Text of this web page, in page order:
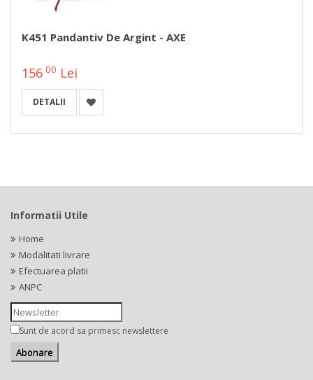
K451 Pandantiv De Argint - AXE
156 00 Lei
DETALII
Informatii Utile
Home
Modalitati livrare
Efectuarea platii
ANPC
Sunt de acord sa primesc newslettere